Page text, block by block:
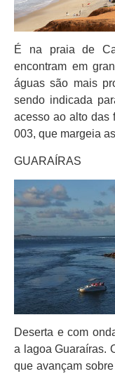
É na praia de
encontram em
águas são mais
sendo indicada
acesso ao alto das
003, que margeia
GUARAÍRAS
Deserta e com
a lagoa Guaraíras.
que avançam